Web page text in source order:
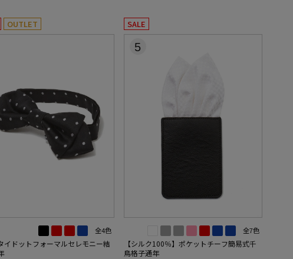
OUTLET
全4色
イドットフォーマルセレモニー結
SALE
5
全7色
【シルク100％】ポケットチーフ簡易式千
鳥格子通年